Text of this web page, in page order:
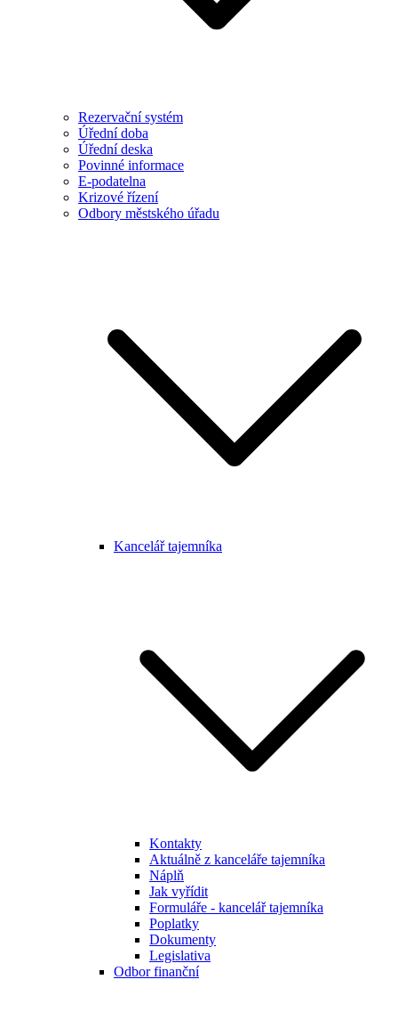
Rezervační systém
Úřední doba
Úřední deska
Povinné informace
E-podatelna
Krizové řízení
Odbory městského úřadu
Kancelář tajemníka
Kontakty
Aktuálně z kanceláře tajemníka
Náplň
Jak vyřídit
Formuláře - kancelář tajemníka
Poplatky
Dokumenty
Legislativa
Odbor finanční